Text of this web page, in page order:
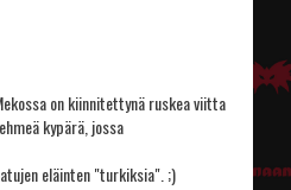
on kiinnitettynä ruskea viitta
kypärä, jossa
eläinten "turkiksia". ;)